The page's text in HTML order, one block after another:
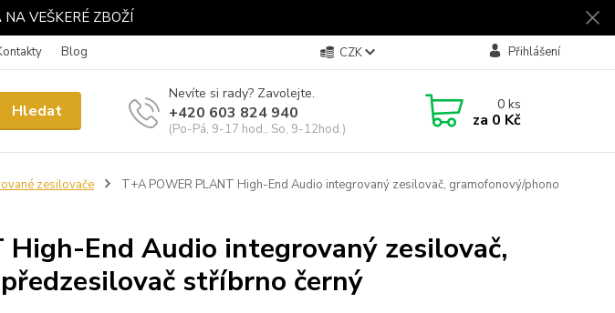
VEŠKERÉ ZBOŽÍ
Blog CZK Přihlášení
Hledat
Nevíte si rady? Zavolejte.
+420 603 824 940
(Po-Pá, 9-17 hod., So, 9-12hod.)
0ks
za 0 Kč
zesilovače
T+A POWER PLANT High-End Audio integrovaný zesilovač, gramofonový/phono
High-End Audio integrovaný zesilovač,
stříbrno černý